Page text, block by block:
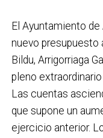
El Ayuntamiento
nuevo presupuesto
Bildu, Arrigorriaga
pleno
Las cuentas
que supone un
ejercicio anterior.